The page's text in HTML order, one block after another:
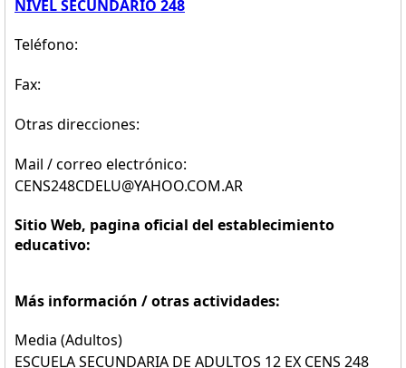
NIVEL SECUNDARIO 248
Teléfono:
Fax:
Otras direcciones:
Mail / correo electrónico:
CENS248CDELU@YAHOO.COM.AR
Sitio Web, pagina oficial del establecimiento
educativo:
Más información / otras actividades:
Media (Adultos)
ESCUELA SECUNDARIA DE ADULTOS 12 EX CENS 248